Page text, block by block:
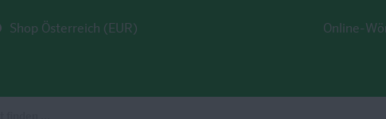
Shop Österreich (EUR) Online-